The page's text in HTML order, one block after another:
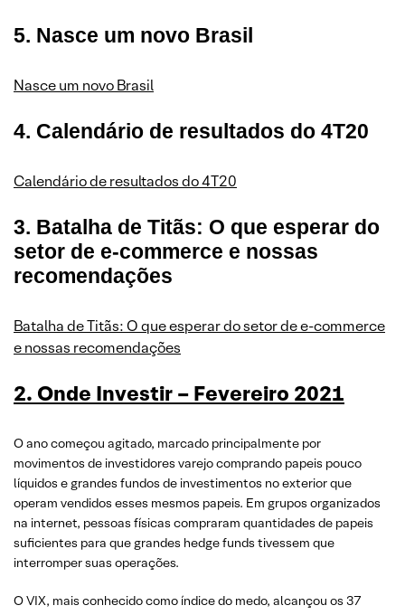
5. Nasce um novo Brasil
Nasce um novo Brasil
4. Calendário de resultados do 4T20
Calendário de resultados do 4T20
3. Batalha de Titãs: O que esperar do
setor de e-commerce e nossas
recomendações
Batalha de Titãs: O que esperar do setor de e-commerce
e nossas recomendações
2. Onde Investir – Fevereiro 2021
O ano começou agitado, marcado principalmente por
movimentos de investidores varejo comprando papeis pouco
líquidos e grandes fundos de investimentos no exterior que
operam vendidos esses mesmos papeis. Em grupos organizados
na internet, pessoas físicas compraram quantidades de papeis
suficientes para que grandes hedge funds tivessem que
interromper suas operações.
O VIX, mais conhecido como índice do medo, alcançou os 37